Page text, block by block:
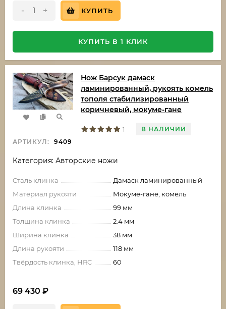
- + КУПИТЬ
КУПИТЬ В 1 КЛИК
Нож Барсук дамаск
ламинированный, рукоять комель
тополя стабилизированный
коричневый, мокуме-гане
1
В НАЛИЧИИ
АРТИКУЛ:
9409
Категория: Авторские ножи
Сталь клинка
Дамаск ламинированный
Материал рукояти
Мокуме-гане, комель
Длина клинка
99 мм
Толщина клинка
2.4 мм
Ширина клинка
38 мм
Длина рукояти
118 мм
Твёрдость клинка, HRC
60
69 430 ₽